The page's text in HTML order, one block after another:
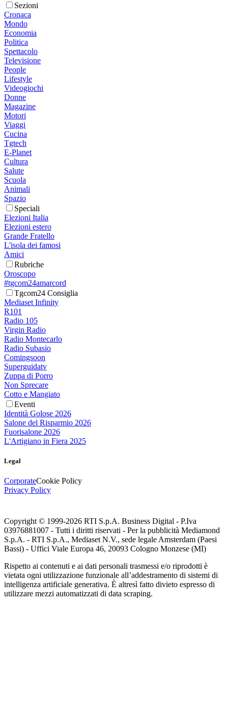
Sezioni
Cronaca
Mondo
Economia
Politica
Spettacolo
Televisione
People
Lifestyle
Videogiochi
Donne
Magazine
Motori
Viaggi
Cucina
Tgtech
E-Planet
Cultura
Salute
Scuola
Animali
Spazio
Speciali
Elezioni Italia
Elezioni estero
Grande Fratello
L'isola dei famosi
Amici
Rubriche
Oroscopo
#tgcom24amarcord
Tgcom24 Consiglia
Mediaset Infinity
R101
Radio 105
Virgin Radio
Radio Montecarlo
Radio Subasio
Comingsoon
Superguidatv
Zuppa di Porro
Non Sprecare
Cotto e Mangiato
Eventi
Identità Golose 2026
Salone del Risparmio 2026
Fuorisalone 2026
L'Artigiano in Fiera 2025
Legal
CorporateCookie Policy
Privacy Policy
Copyright © 1999-2026 RTI S.p.A. Business Digital - P.Iva
03976881007 - Tutti i diritti riservati - Per la pubblicità Mediamond
S.p.A. - RTI S.p.A., Mediaset N.V., sede legale Amsterdam (Paesi
Bassi) - Uffici Viale Europa 46, 20093 Cologno Monzese (MI)
Rispetto ai contenuti e ai dati personali trasmessi e/o riprodotti è
vietata ogni utilizzazione funzionale all’addestramento di sistemi di
intelligenza artificiale generativa. È altresì fatto divieto espresso di
utilizzare mezzi automatizzati di data scraping.